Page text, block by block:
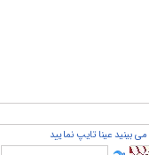
بینید عینا تایپ نمایید